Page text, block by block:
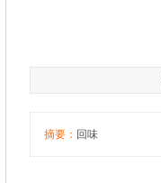
摘要： 回味